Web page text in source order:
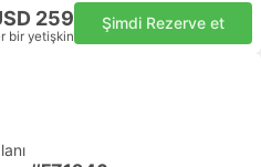
259
bir yetişkin
Şimdi Rezerve et